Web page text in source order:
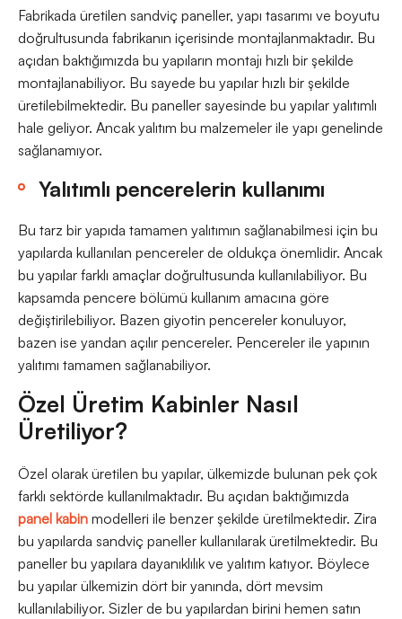
Fabrikada üretilen sandviç paneller, yapı tasarımı ve boyutu
doğrultusunda fabrikanın içerisinde montajlanmaktadır. Bu
açıdan baktığımızda bu yapıların montajı hızlı bir şekilde
montajlanabiliyor. Bu sayede bu yapılar hızlı bir şekilde
üretilebilmektedir. Bu paneller sayesinde bu yapılar yalıtımlı
hale geliyor. Ancak yalıtım bu malzemeler ile yapı genelinde
sağlanamıyor.
Yalıtımlı pencerelerin kullanımı
Bu tarz bir yapıda tamamen yalıtımın sağlanabilmesi için bu
yapılarda kullanılan pencereler de oldukça önemlidir. Ancak
bu yapılar farklı amaçlar doğrultusunda kullanılabiliyor. Bu
kapsamda pencere bölümü kullanım amacına göre
değiştirilebiliyor. Bazen giyotin pencereler konuluyor,
bazen ise yandan açılır pencereler. Pencereler ile yapının
yalıtımı tamamen sağlanabiliyor.
Özel Üretim Kabinler Nasıl
Üretiliyor?
Özel olarak üretilen bu yapılar, ülkemizde bulunan pek çok
farklı sektörde kullanılmaktadır. Bu açıdan baktığımızda
panel kabin modelleri ile benzer şekilde üretilmektedir. Zira
bu yapılarda sandviç paneller kullanılarak üretilmektedir. Bu
paneller bu yapılara dayanıklılık ve yalıtım katıyor. Böylece
bu yapılar ülkemizin dört bir yanında, dört mevsim
kullanılabiliyor. Sizler de bu yapılardan birini hemen satın